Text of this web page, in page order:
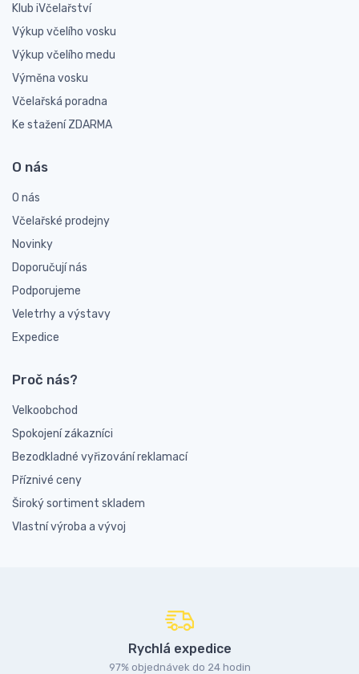
Klub iVčelařství
Výkup včelího vosku
Výkup včelího medu
Výměna vosku
Včelařská poradna
Ke stažení ZDARMA
O nás
O nás
Včelařské prodejny
Novinky
Doporučují nás
Podporujeme
Veletrhy a výstavy
Expedice
Proč nás?
Velkoobchod
Spokojení zákazníci
Bezodkladné vyřizování reklamací
Příznivé ceny
Široký sortiment skladem
Vlastní výroba a vývoj
Rychlá expedice
97% objednávek do 24 hodin